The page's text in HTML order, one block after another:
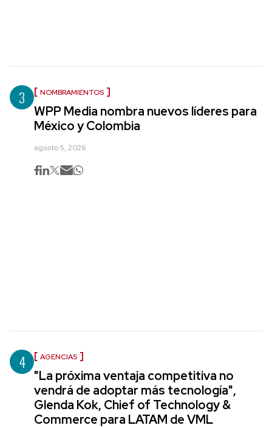
3 NOMBRAMIENTOS
WPP Media nombra nuevos líderes para
México y Colombia
agosto 5, 2026
4 AGENCIAS
"La próxima ventaja competitiva no
vendrá de adoptar más tecnología",
Glenda Kok, Chief of Technology &
Commerce para LATAM de VML